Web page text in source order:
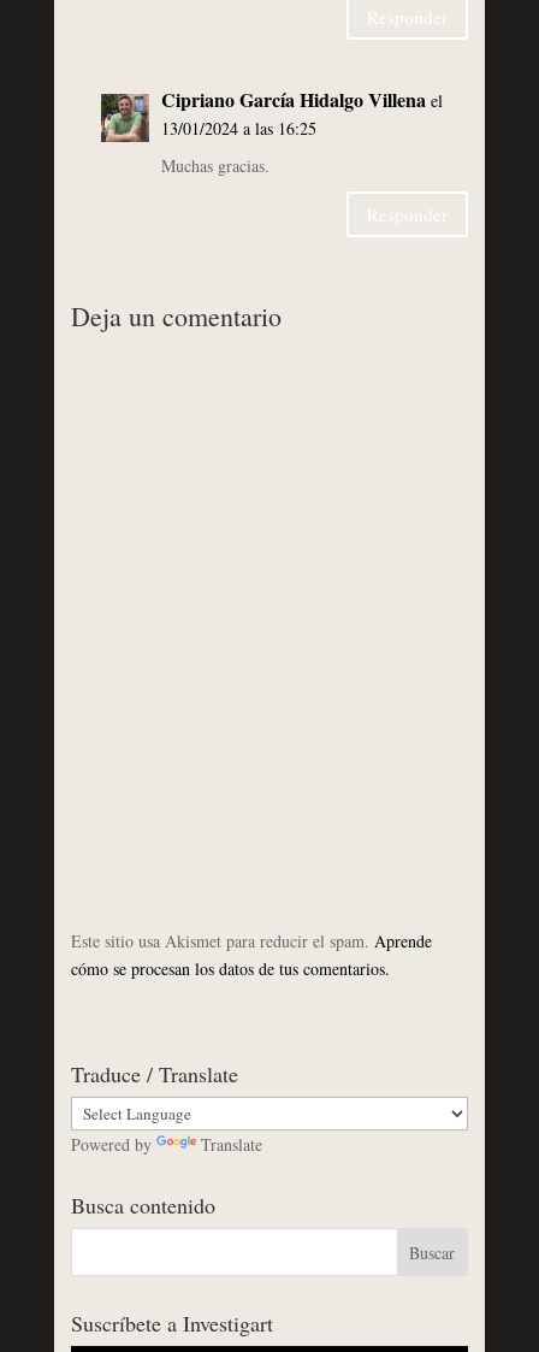
Responder
Cipriano García Hidalgo Villena el
13/01/2024 a las 16:25
Muchas gracias.
Responder
Deja un comentario
Este sitio usa Akismet para reducir el spam. Aprende
cómo se procesan los datos de tus comentarios.
Traduce / Translate
Powered by Translate
Busca contenido
Suscríbete a Investigart